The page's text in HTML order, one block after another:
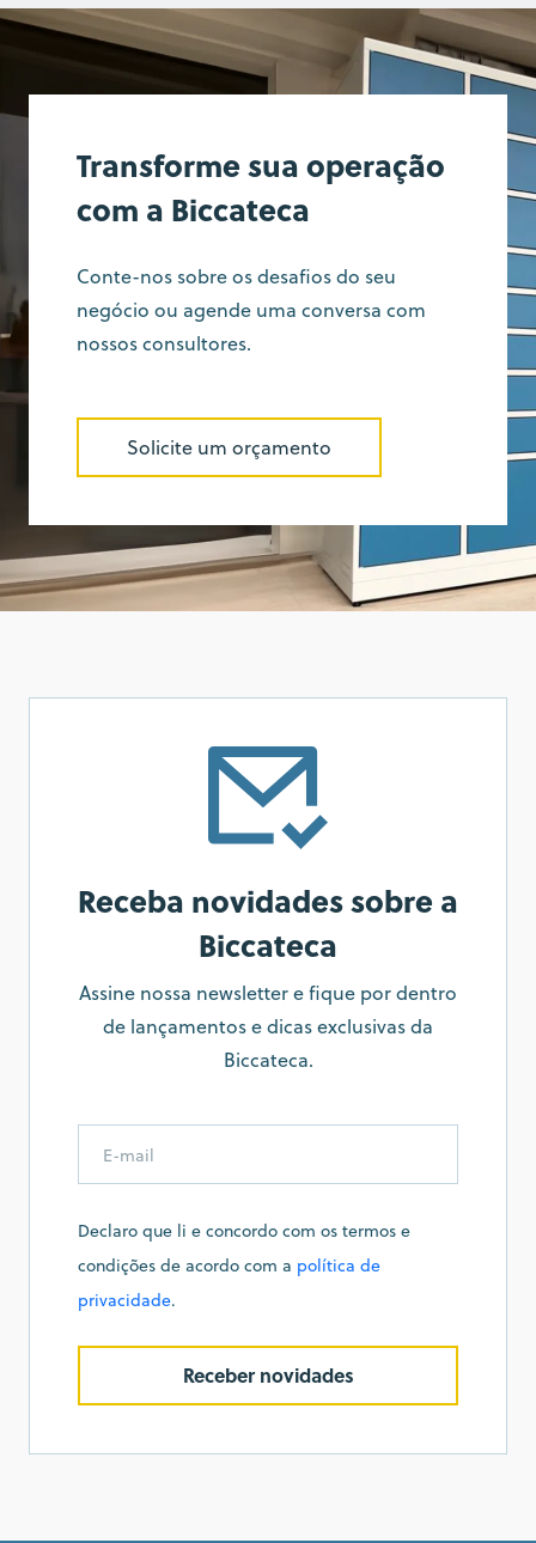
Transforme sua operação
com a Biccateca
Conte-nos sobre os desafios do seu
negócio ou agende uma conversa com
nossos consultores.
Solicite um orçamento
Receba novidades sobre a
Biccateca
Assine nossa newsletter e fique por dentro
de lançamentos e dicas exclusivas da
Biccateca.
Declaro que li e concordo com os termos e
condições de acordo com a política de
privacidade.
Receber novidades